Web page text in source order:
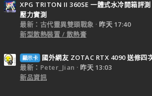
XPG TRITON II 360SE 一體式水冷開箱評
壓力實測
最新：古代靈異雙頭戰象
昨天 17:40
新型散熱裝置 / 散熱膏
顯示卡
國外網友 ZOTAC RTX 4090 送修四
最新：Peter_Jian
昨天 13:03
新品資訊